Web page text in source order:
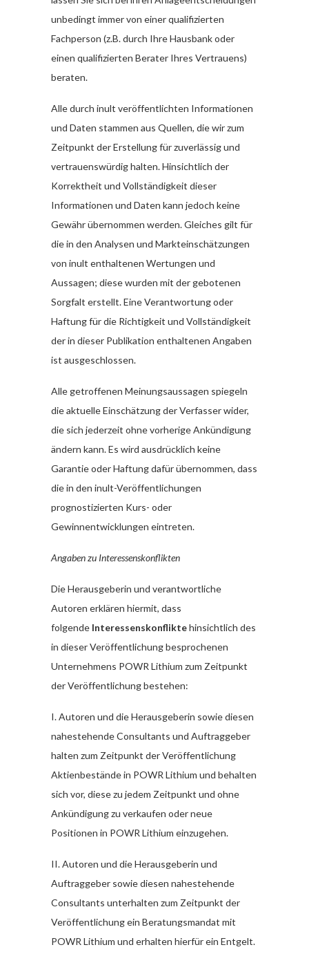
unbedingt immer von einer qualifizierten
Fachperson (z.B. durch Ihre Hausbank oder
einen qualifizierten Berater Ihres Vertrauens)
beraten.
Alle durch inult veröffentlichten Informationen
und Daten stammen aus Quellen, die wir zum
Zeitpunkt der Erstellung für zuverlässig und
vertrauenswürdig halten. Hinsichtlich der
Korrektheit und Vollständigkeit dieser
Informationen und Daten kann jedoch keine
Gewähr übernommen werden. Gleiches gilt für
die in den Analysen und Markteinschätzungen
von inult enthaltenen Wertungen und
Aussagen; diese wurden mit der gebotenen
Sorgfalt erstellt. Eine Verantwortung oder
Haftung für die Richtigkeit und Vollständigkeit
der in dieser Publikation enthaltenen Angaben
ist ausgeschlossen.
Alle getroffenen Meinungsaussagen spiegeln
die aktuelle Einschätzung der Verfasser wider,
die sich jederzeit ohne vorherige Ankündigung
ändern kann. Es wird ausdrücklich keine
Garantie oder Haftung dafür übernommen, dass
die in den inult-Veröffentlichungen
prognostizierten Kurs- oder
Gewinnentwicklungen eintreten.
Angaben zu Interessenskonflikten
Die Herausgeberin und verantwortliche
Autoren erklären hiermit, dass
folgende Interessenskonfliktehinsichtlich des
in dieser Veröffentlichung besprochenen
Unternehmens POWR Lithium zum Zeitpunkt
der Veröffentlichung bestehen:
I. Autoren und die Herausgeberin sowie diesen
nahestehende Consultants und Auftraggeber
halten zum Zeitpunkt der Veröffentlichung
Aktienbestände in POWR Lithium und behalten
sich vor, diese zu jedem Zeitpunkt und ohne
Ankündigung zu verkaufen oder neue
Positionen in POWR Lithium einzugehen.
II. Autoren und die Herausgeberin und
Auftraggeber sowie diesen nahestehende
Consultants unterhalten zum Zeitpunkt der
Veröffentlichung ein Beratungsmandat mit
POWR Lithium und erhalten hierfür ein Entgelt.